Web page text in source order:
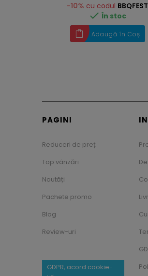
-10% cu codul BBQFEST
 În stoc
Adaugă în Coș
PAGINI
Reduceri de preț
Top vânzări
Noutăți
Pachete promo
Blog
Review-uri
GDPR, acord cookie-